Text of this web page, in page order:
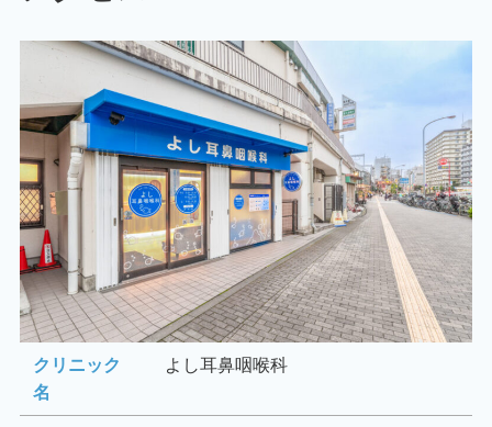
クリニック
名
よし耳鼻咽喉科